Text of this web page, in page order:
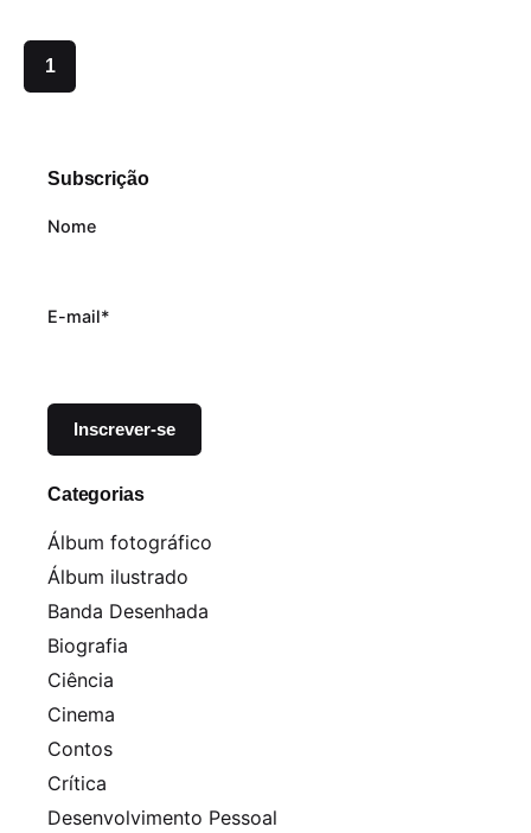
1
Subscrição
Nome
E-mail*
Categorias
Álbum fotográfico
Álbum ilustrado
Banda Desenhada
Biografia
Ciência
Cinema
Contos
Crítica
Desenvolvimento Pessoal